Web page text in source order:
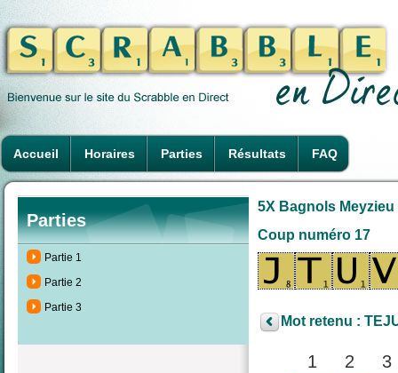
Accueil Horaires Parties Résultats FAQ
Parties
Partie 1
Partie 2
Partie 3
5X Bagnols
Coup numéro 17
Mot retenu :
1 2
3